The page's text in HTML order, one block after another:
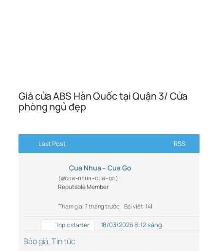
Giá cửa ABS Hàn Quốc tại Quận 3/ Cửa
phòng ngủ đẹp
Last Post RSS
Cua Nhua – Cua Go
(@cua-nhua-cua-go)
Reputable Member
Tham gia: 7 tháng trước Bài viết: 141
Topic starter 18/03/2026 8:12 sáng
Báo giá,Tin tức